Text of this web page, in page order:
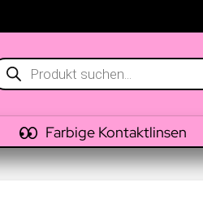
Farbige Kontaktlinsen